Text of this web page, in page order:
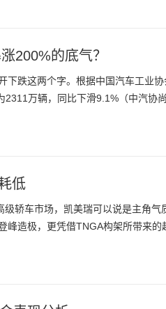
200%的底气？
下跌这两个字。根据中国汽车工业
2311万辆，同比下滑9.1%（中汽协
低
级轿车市场，凯美瑞可以说是主角
峰造极，更凭借TNGA构架所带来